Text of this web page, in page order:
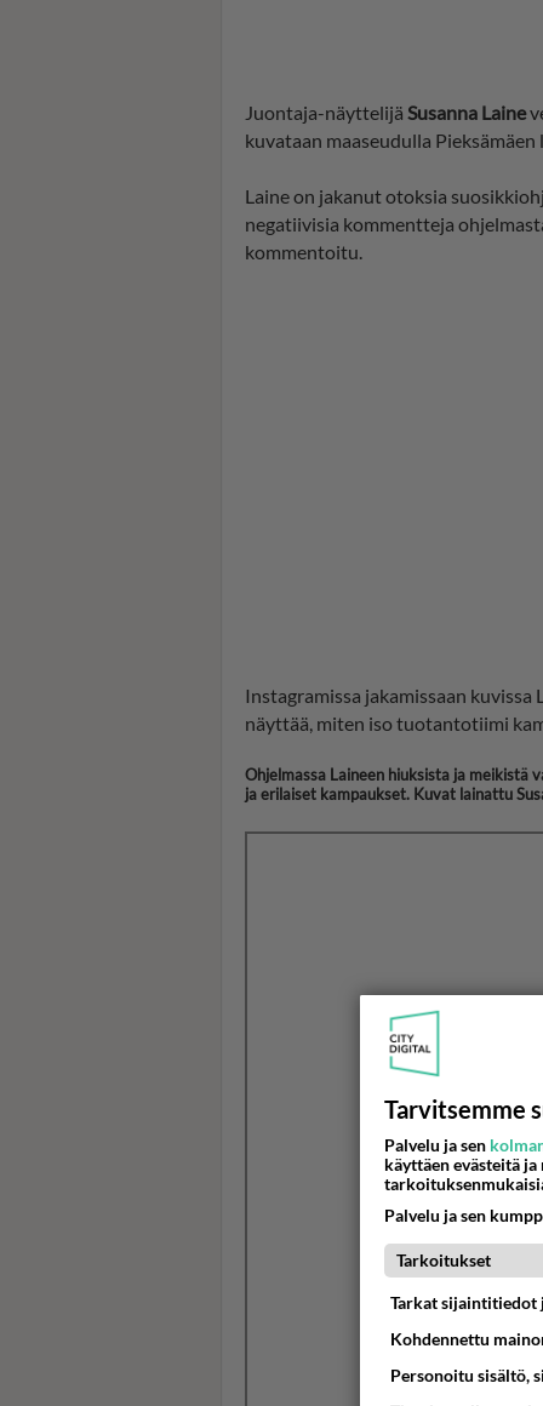
Juontaja-näyttelijä Susanna Laine
kuvataan maaseudulla Pieksämäen
Laine on jakanut otoksia
negatiivisia kommentteja
kommentoitu.
Instagramissa jakamissaan kuvissa
näyttää, miten iso tuotantotiimi
Ohjelmassa Laineen hiuksista ja meikistä
ja erilaiset kampaukset. Kuvat lainattu
Tarvitsemme
Palvelu ja sen
käyttäen evästeitä
Palvelu ja sen
Tarkoitukset
Tarkat sijaintitiedot
Kohdennettu
Personoitu sisältö,